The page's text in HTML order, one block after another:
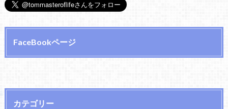
FaceBookページ
カテゴリー